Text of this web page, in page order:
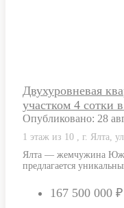
Двухуровневая
участком 4 сотки
Опубликовано: 28
1 этаж из 10 , г. Ялта,
Ялта — жемчужина
предлагается
167 500 000 ₽